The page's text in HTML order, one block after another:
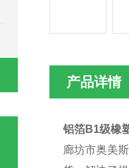
产品详情
铝箔B1级橡
廊坊市奥美